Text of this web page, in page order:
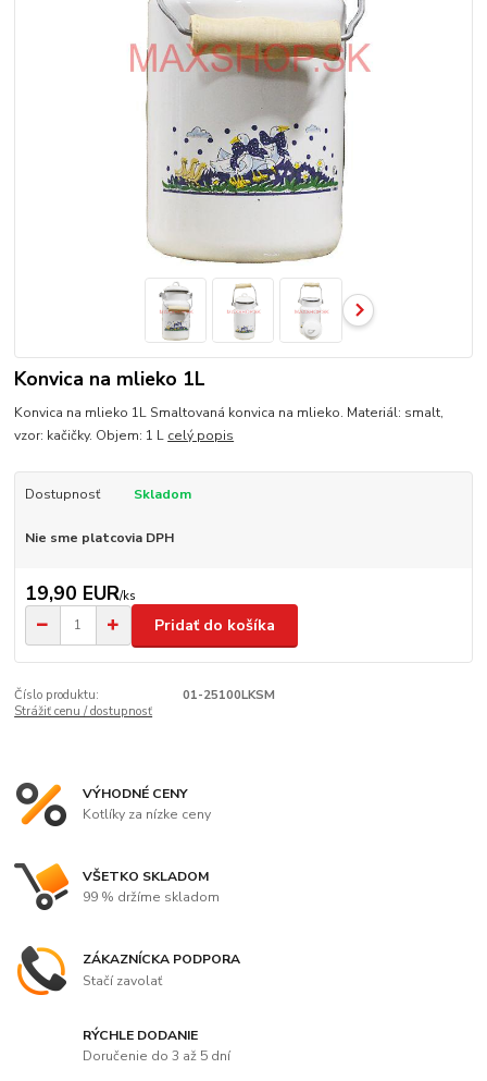
Konvica na mlieko 1L
Konvica na mlieko 1L Smaltovaná konvica na mlieko. Materiál: smalt,
vzor: kačičky. Objem: 1 L celý popis
Dostupnosť Skladom
Nie sme platcovia DPH
19,90 EUR/ks
Pridať do košíka
Číslo produktu:
01-25100LKSM
Strážiť cenu / dostupnosť
VÝHODNÉ CENY
Kotlíky za nízke ceny
VŠETKO SKLADOM
99 % držíme skladom
ZÁKAZNÍCKA PODPORA
Stačí zavolať
RÝCHLE DODANIE
Doručenie do 3 až 5 dní